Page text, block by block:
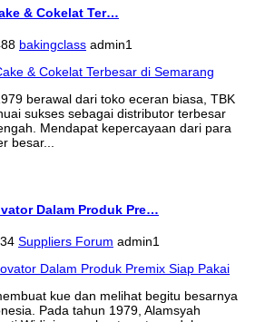
& Cokelat Ter…
bakingclass admin1
berawal dari toko eceran biasa, TBK
sukses sebagai distributor terbesar
Mendapat kepercayaan dari para
besar...
Dalam Produk Pre…
Suppliers Forum admin1
kue dan melihat begitu besarnya
Pada tahun 1979, Alamsyah